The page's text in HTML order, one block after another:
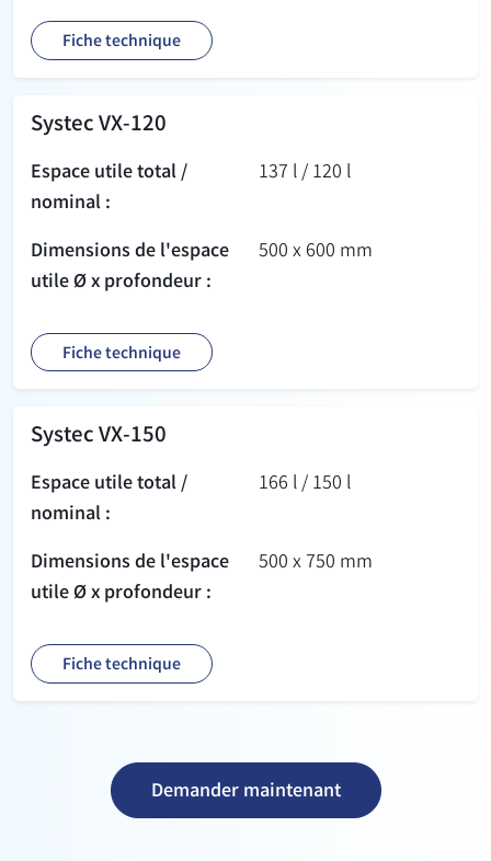
Fiche technique
Systec VX-120
Espace utile total /
nominal :
137 l / 120 l
Dimensions de l'espace
utile Ø x profondeur :
500 x 600 mm
Fiche technique
Systec VX-150
Espace utile total /
nominal :
166 l / 150 l
Dimensions de l'espace
utile Ø x profondeur :
500 x 750 mm
Fiche technique
Demander maintenant